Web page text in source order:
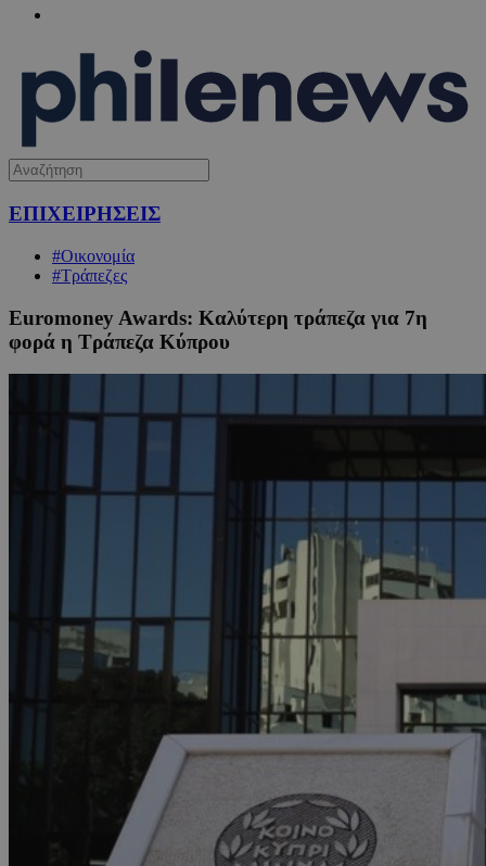
ΕΠΙΧΕΙΡΗΣΕΙΣ
#Οικονομία
#Τράπεζες
Euromoney Awards: Καλύτερη τράπεζα για 7η
φορά η Τράπεζα Κύπρου